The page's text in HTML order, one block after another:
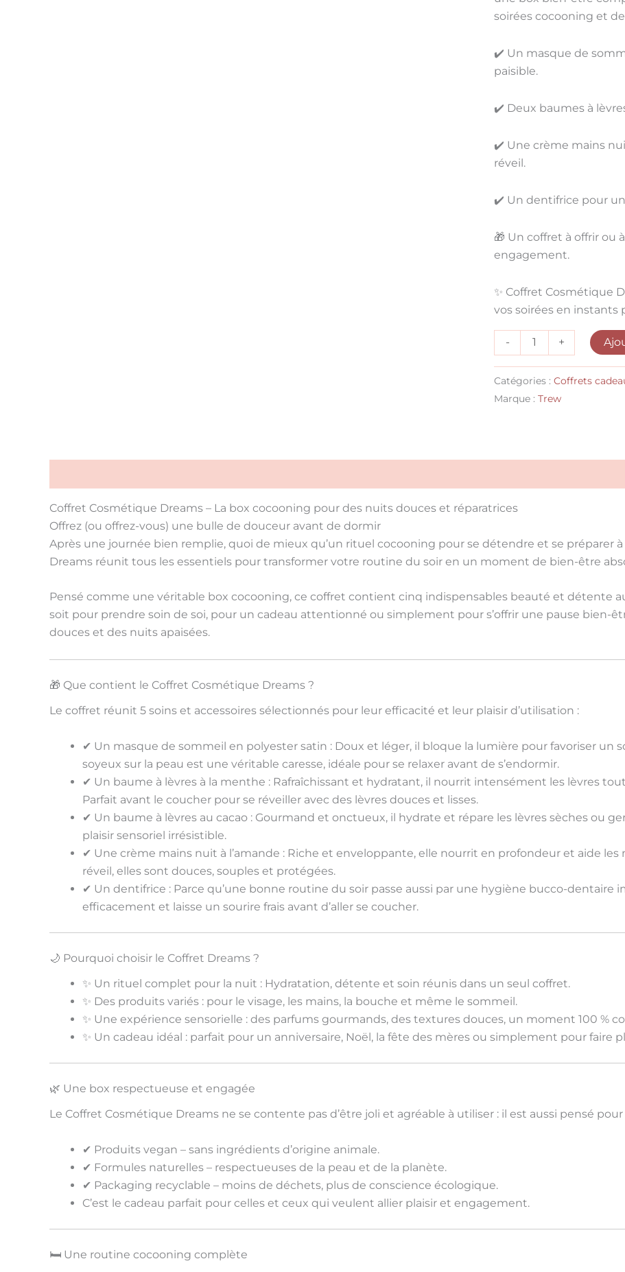
soirées cocooning et
✔️ Un masque de
paisible.
✔️ Deux baumes à
✔️ Une crème mains
réveil.
✔️ Un dentifrice pour
🎁 Un coffret à offrir ou à
engagement.
✨ Coffret Cosmétique
vos soirées en instants
-
pour
des
douces
+
Catégories : Coffrets
Marque : Trew
Coffret Cosmétique Dreams – La box cocooning pour des nuits douces et réparatrices
Offrez (ou offrez-vous) une bulle de douceur avant de dormir
Après une journée bien remplie, quoi de mieux qu’un rituel cocooning pour se détendre et se préparer
Dreams réunit tous les essentiels pour transformer votre routine du soir en un moment de bien-être
Pensé comme une véritable box cocooning, ce coffret contient cinq indispensables beauté et détente
soit pour prendre soin de soi, pour un cadeau attentionné ou simplement pour s’offrir une pause bien-
douces et des nuits apaisées.
🎁 Que contient le Coffret Cosmétique Dreams ?
Le coffret réunit 5 soins et accessoires sélectionnés pour leur efficacité et leur plaisir d’utilisation :
✔ Un masque de sommeil en polyester satin : Doux et léger, il bloque la lumière pour favoriser un
soyeux sur la peau est une véritable caresse, idéale pour se relaxer avant de s’endormir.
✔ Un baume à lèvres à la menthe : Rafraîchissant et hydratant, il nourrit intensément les lèvres
Parfait avant le coucher pour se réveiller avec des lèvres douces et lisses.
✔ Un baume à lèvres au cacao : Gourmand et onctueux, il hydrate et répare les lèvres sèches ou
plaisir sensoriel irrésistible.
✔ Une crème mains nuit à l’amande : Riche et enveloppante, elle nourrit en profondeur et aide les
réveil, elles sont douces, souples et protégées.
✔ Un dentifrice : Parce qu’une bonne routine du soir passe aussi par une hygiène bucco-dentaire
efficacement et laisse un sourire frais avant d’aller se coucher.
🌙 Pourquoi choisir le Coffret Dreams ?
✨ Un rituel complet pour la nuit : Hydratation, détente et soin réunis dans un seul coffret.
✨ Des produits variés : pour le visage, les mains, la bouche et même le sommeil.
✨ Une expérience sensorielle : des parfums gourmands, des textures douces, un moment 100 %
✨ Un cadeau idéal : parfait pour un anniversaire, Noël, la fête des mères ou simplement pour faire
🌿 Une box respectueuse et engagée
Le Coffret Cosmétique Dreams ne se contente pas d’être joli et agréable à utiliser : il est aussi pensé
✔ Produits vegan – sans ingrédients d’origine animale.
✔ Formules naturelles – respectueuses de la peau et de la planète.
✔ Packaging recyclable – moins de déchets, plus de conscience écologique.
C’est le cadeau parfait pour celles et ceux qui veulent allier plaisir et engagement.
🛏 Une routine cocooning complète